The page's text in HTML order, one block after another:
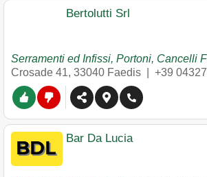
Bertolutti Srl
Serramenti ed Infissi, Portoni, Cancelli
Crosade 41, 33040 Faedis +39
Bar Da Lucia